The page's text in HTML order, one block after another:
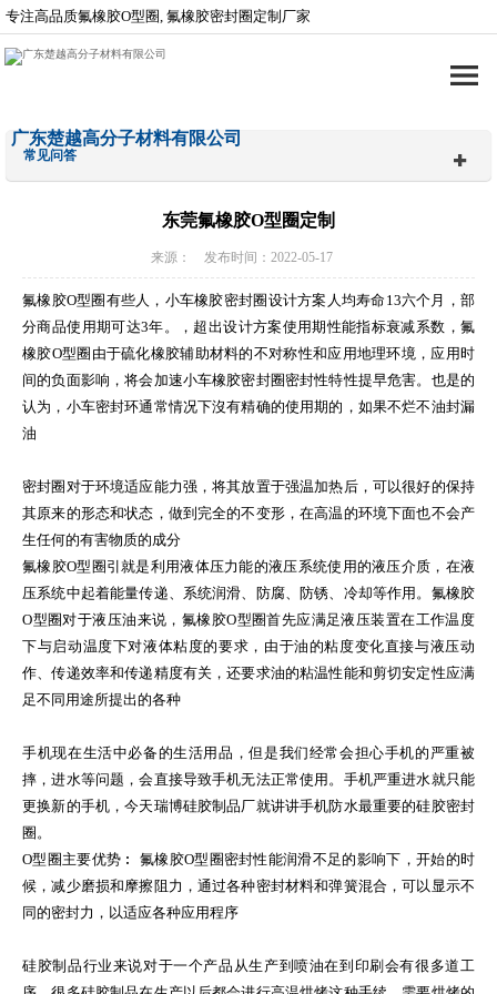
专注高品质氟橡胶O型圈, 氟橡胶密封圈定制厂家
广东楚越高分子材料有限公司
常见问答
东莞氟橡胶O型圈定制
来源： 发布时间：2022-05-17
氟橡胶O型圈有些人，小车橡胶密封圈设计方案人均寿命13六个月，部
分商品使用期可达3年。，超出设计方案使用期性能指标衰减系数，氟
橡胶O型圈由于硫化橡胶辅助材料的不对称性和应用地理环境，应用时
间的负面影响，将会加速小车橡胶密封圈密封性特性提早危害。也是的
认为，小车密封环通常情况下沒有精确的使用期的，如果不烂不油封漏
油
密封圈对于环境适应能力强，将其放置于强温加热后，可以很好的保持
其原来的形态和状态，做到完全的不变形，在高温的环境下面也不会产
生任何的有害物质的成分
氟橡胶O型圈引就是利用液体压力能的液压系统使用的液压介质，在液
压系统中起着能量传递、系统润滑、防腐、防锈、冷却等作用。氟橡胶
O型圈对于液压油来说，氟橡胶O型圈首先应满足液压装置在工作温度
下与启动温度下对液体粘度的要求，由于油的粘度变化直接与液压动
作、传递效率和传递精度有关，还要求油的粘温性能和剪切安定性应满
足不同用途所提出的各种
手机现在生活中必备的生活用品，但是我们经常会担心手机的严重被
摔，进水等问题，会直接导致手机无法正常使用。手机严重进水就只能
更换新的手机，今天瑞博硅胶制品厂就讲讲手机防水最重要的硅胶密封
圈。
O型圈主要优势︰ 氟橡胶O型圈密封性能润滑不足的影响下，开始的时
候，减少磨损和摩擦阻力，通过各种密封材料和弹簧混合，可以显示不
同的密封力，以适应各种应用程序
硅胶制品行业来说对于一个产品从生产到喷油在到印刷会有很多道工